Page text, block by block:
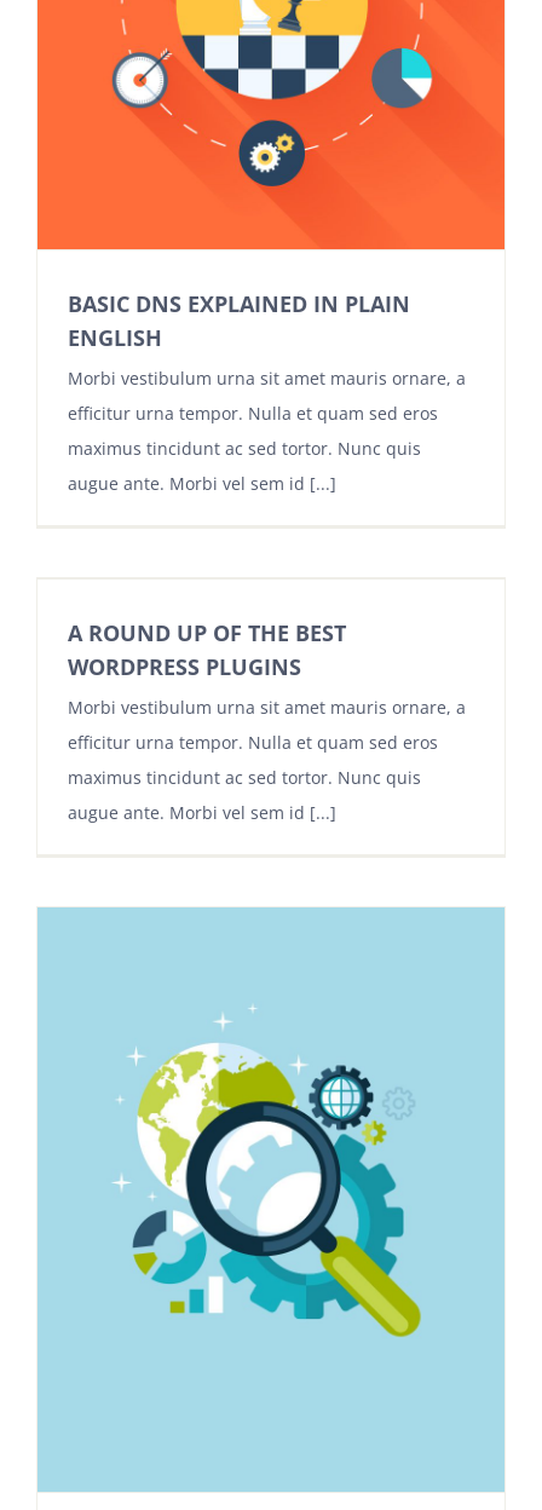
BASIC DNS EXPLAINED IN PLAIN
ENGLISH
Morbi vestibulum urna sit amet mauris ornare, a
efficitur urna tempor. Nulla et quam sed eros
maximus tincidunt ac sed tortor. Nunc quis
augue ante. Morbi vel sem id [...]
A ROUND UP OF THE BEST
WORDPRESS PLUGINS
Morbi vestibulum urna sit amet mauris ornare, a
efficitur urna tempor. Nulla et quam sed eros
maximus tincidunt ac sed tortor. Nunc quis
augue ante. Morbi vel sem id [...]